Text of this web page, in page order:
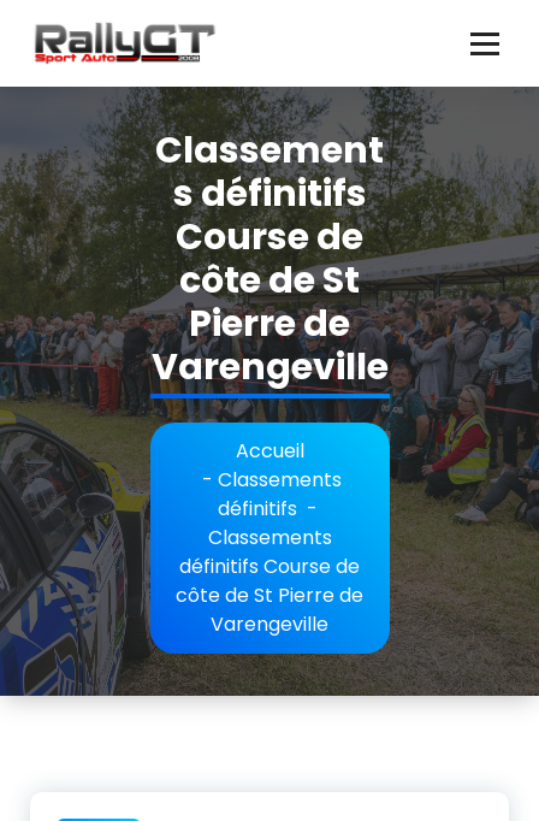
contenu
Classement
s définitifs
Course de
côte de St
Pierre de
Varengeville
Accueil
- Classements
définitifs-
Classements
définitifs Course de
côte de St Pierre de
Varengeville